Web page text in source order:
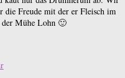
die Freude mit der er Fleisch im
der Mühe Lohn 🙂